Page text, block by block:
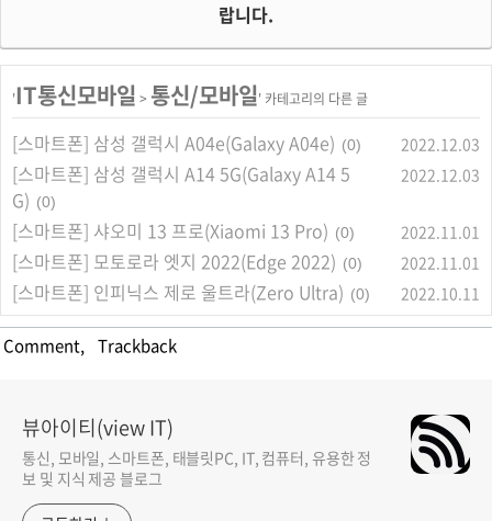
랍니다.
'IT통신모바일 > 통신/모바일' 카테고리의 다른 글
[스마트폰] 삼성 갤럭시 A04e(Galaxy A04e) (0) 2022.12.03
[스마트폰] 삼성 갤럭시 A14 5G(Galaxy A14 5
G) (0)
2022.12.03
[스마트폰] 샤오미 13 프로(Xiaomi 13 Pro) (0) 2022.11.01
[스마트폰] 모토로라 엣지 2022(Edge 2022) (0) 2022.11.01
[스마트폰] 인피닉스 제로 울트라(Zero Ultra) (0) 2022.10.11
Comment, Trackback
뷰아이티(view IT)
통신, 모바일, 스마트폰, 태블릿PC, IT, 컴퓨터, 유용한 정
보 및 지식 제공 블로그